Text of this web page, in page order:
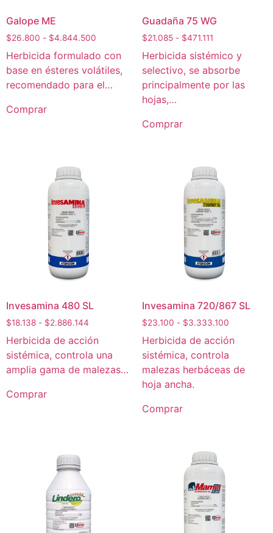
Galope ME
$26.800 - $4.844.500
Herbicida formulado con
base en ésteres volátiles,
recomendado para el…
Comprar
Guadaña 75 WG
$21.085 - $471.111
Herbicida sistémico y
selectivo, se absorbe
principalmente por las
hojas,…
Comprar
Invesamina 480 SL
$18.138 - $2.886.144
Herbicida de acción
sistémica, controla una
amplia gama de malezas…
Comprar
Invesamina 720/867 SL
$23.100 - $3.333.100
Herbicida de acción
sistémica, controla
malezas herbáceas de
hoja ancha.
Comprar